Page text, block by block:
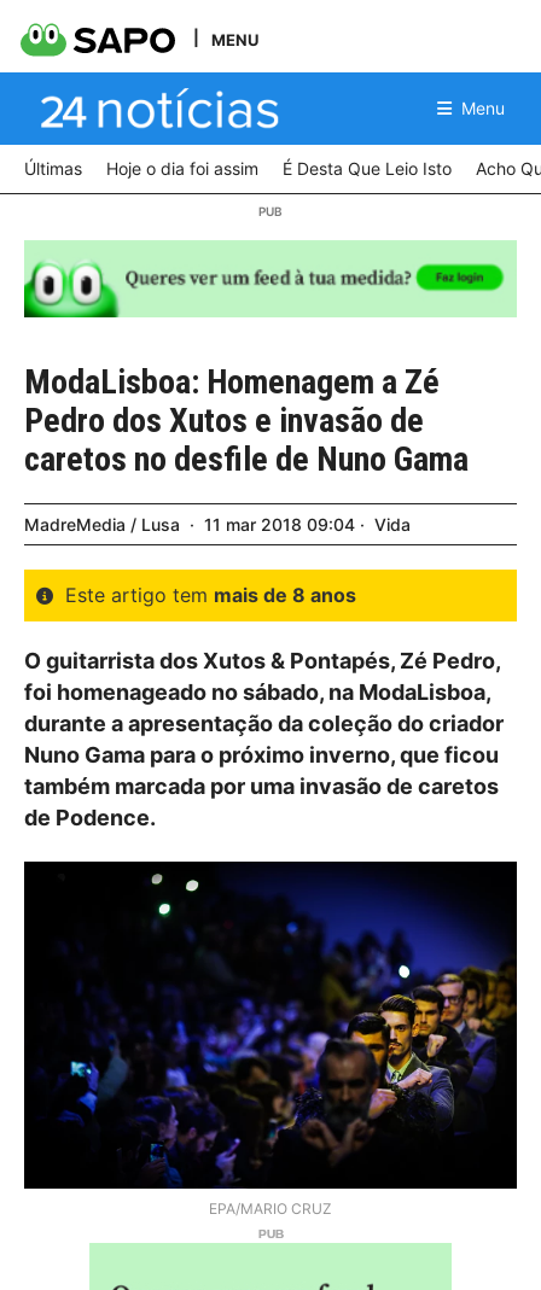
MENU
Menu
Últimas Hoje o dia foi assim É Desta Que Leio Isto Acho
ModaLisboa: Homenagem a Zé
Pedro dos Xutos e invasão de
caretos no desfile de Nuno Gama
MadreMedia / Lusa 11 mar 2018 09:04 Vida
Este artigo tem mais de 8 anos
O guitarrista dos Xutos & Pontapés, Zé Pedro,
foi homenageado no sábado, na ModaLisboa,
durante a apresentação da coleção do criador
Nuno Gama para o próximo inverno, que ficou
também marcada por uma invasão de caretos
de Podence.
EPA/MARIO CRUZ